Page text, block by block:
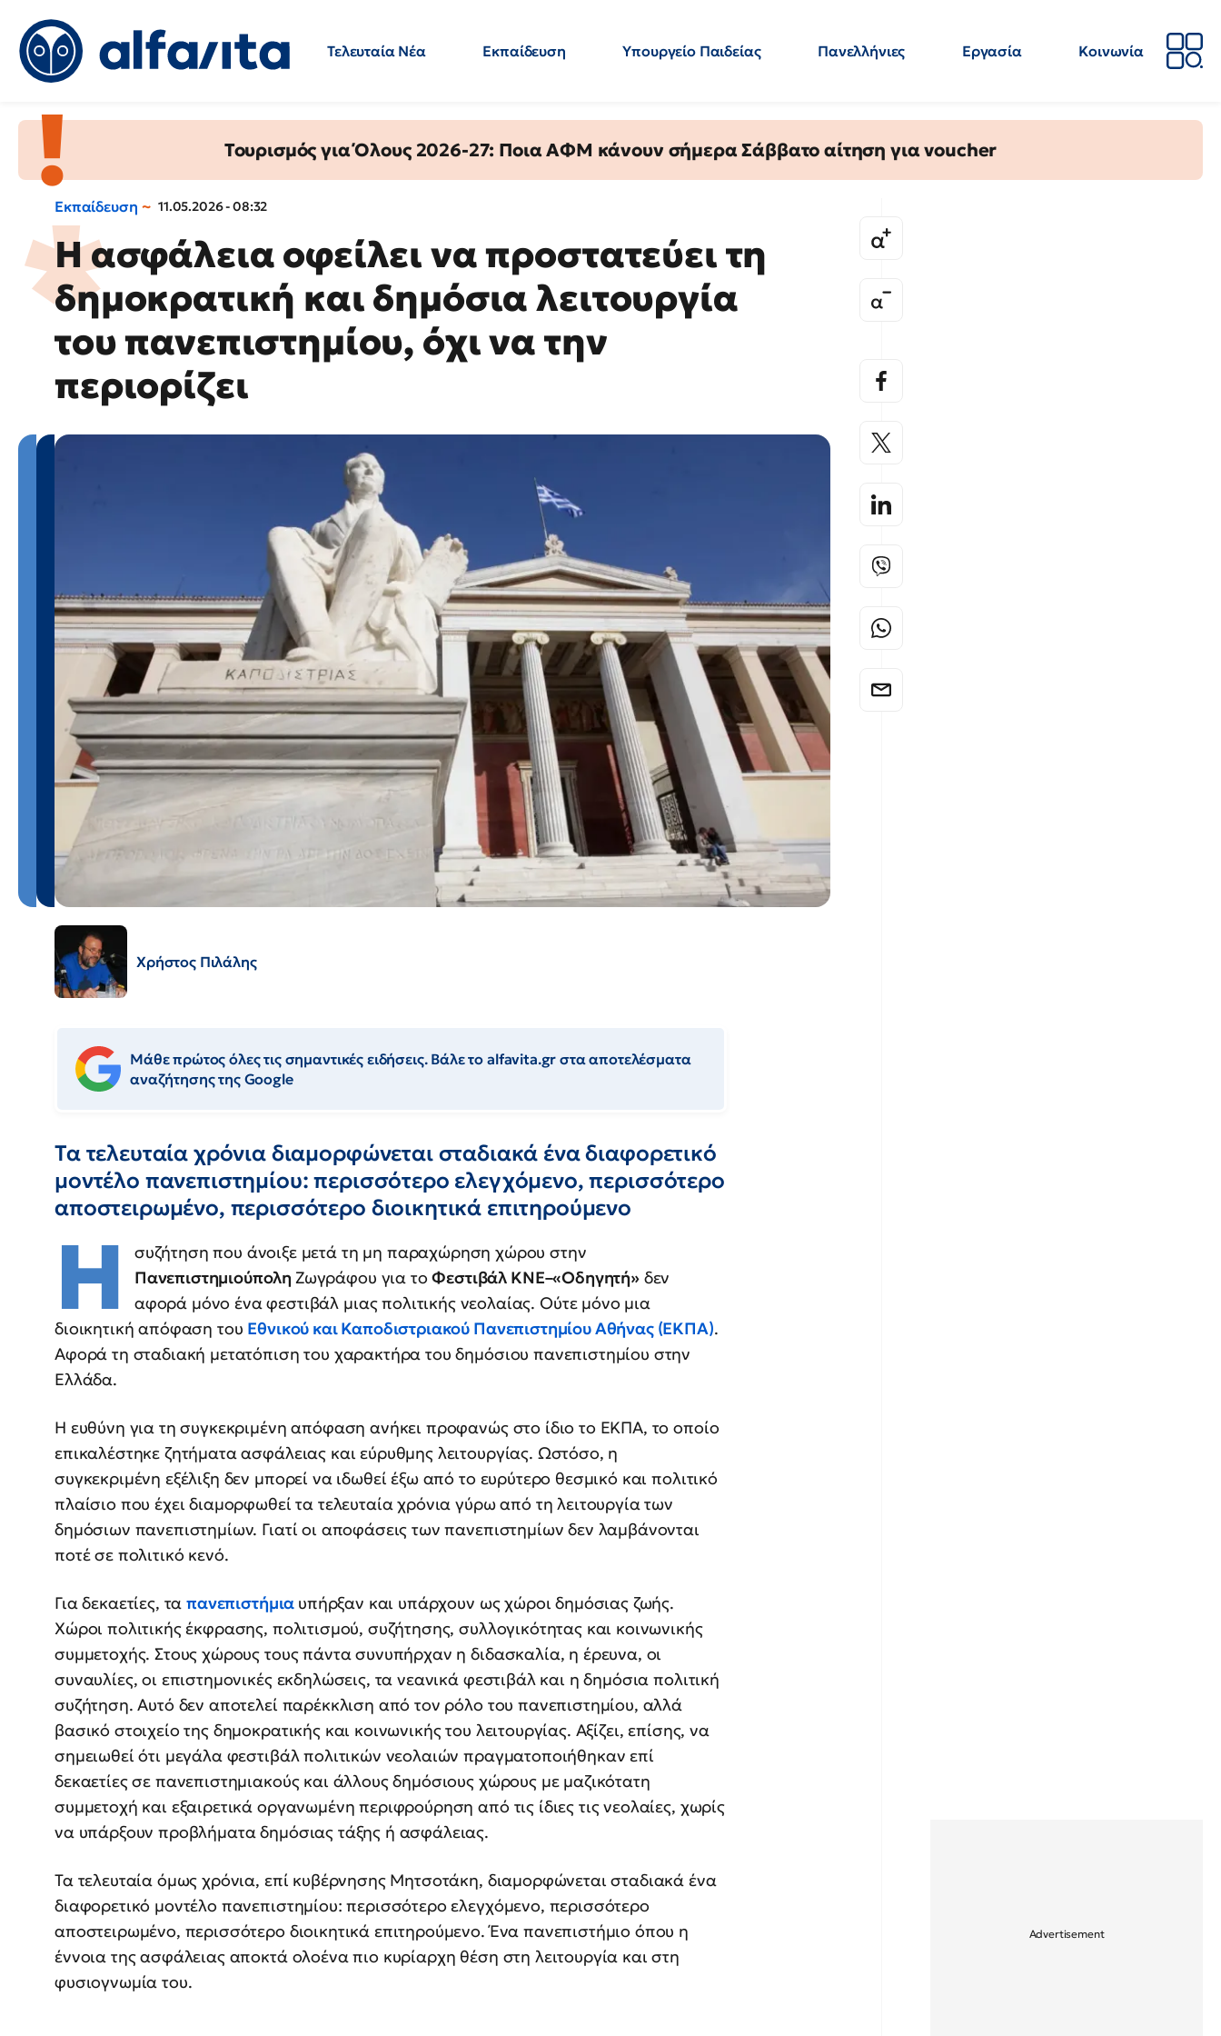
Τελευταία Νέα Εκπαίδευση Υπουργείο Παιδείας Πανελλήνιες Εργασία
Κοινωνία
Τουρισμός για Όλους 2026-27: Ποια ΑΦΜ κάνουν σήμερα Σάββατο αίτηση για voucher
Εκπαίδευση 11.05.2026 - 08:32
Η ασφάλεια οφείλει να προστατεύει τη
δημοκρατική και δημόσια λειτουργία
του πανεπιστημίου, όχι να την
περιορίζει
Χρήστος Πιλάλης
Μάθε πρώτος όλες τις σημαντικές ειδήσεις. Βάλε το alfavita.gr στα αποτελέσματα
αναζήτησης της Google
Τα τελευταία χρόνια διαμορφώνεται σταδιακά ένα διαφορετικό
μοντέλο πανεπιστημίου: περισσότερο ελεγχόμενο, περισσότερο
αποστειρωμένο, περισσότερο διοικητικά επιτηρούμενο
Η
συζήτηση που άνοιξε μετά τη μη παραχώρηση χώρου στην
Πανεπιστημιούπολη Ζωγράφου για τοΦεστιβάλ ΚNE–«Οδηγητή»δεν
αφορά μόνο ένα φεστιβάλ μιας πολιτικής νεολαίας. Ούτε μόνο μια
διοικητική απόφαση του Εθνικού και Καποδιστριακού Πανεπιστημίου Αθήνας (ΕΚΠΑ).
Αφορά τη σταδιακή μετατόπιση του χαρακτήρα του δημόσιου πανεπιστημίου στην
Ελλάδα.
Η ευθύνη για τη συγκεκριμένη απόφαση ανήκει προφανώς στο ίδιο το ΕΚΠΑ, το οποίο
επικαλέστηκε ζητήματα ασφάλειας και εύρυθμης λειτουργίας. Ωστόσο, η
συγκεκριμένη εξέλιξη δεν μπορεί να ιδωθεί έξω από το ευρύτερο θεσμικό και πολιτικό
πλαίσιο που έχει διαμορφωθεί τα τελευταία χρόνια γύρω από τη λειτουργία των
δημόσιων πανεπιστημίων. Γιατί οι αποφάσεις των πανεπιστημίων δεν λαμβάνονται
ποτέ σε πολιτικό κενό.
Για δεκαετίες, ταπανεπιστήμια υπήρξαν και υπάρχουν ως χώροι δημόσιας ζωής.
Χώροι πολιτικής έκφρασης, πολιτισμού, συζήτησης, συλλογικότητας και κοινωνικής
συμμετοχής. Στους χώρους τους πάντα συνυπήρχαν η διδασκαλία, η έρευνα, οι
συναυλίες, οι επιστημονικές εκδηλώσεις, τα νεανικά φεστιβάλ και η δημόσια πολιτική
συζήτηση. Αυτό δεν αποτελεί παρέκκλιση από τον ρόλο του πανεπιστημίου, αλλά
βασικό στοιχείο της δημοκρατικής και κοινωνικής του λειτουργίας. Αξίζει, επίσης, να
σημειωθεί ότι μεγάλα φεστιβάλ πολιτικών νεολαιών πραγματοποιήθηκαν επί
δεκαετίες σε πανεπιστημιακούς και άλλους δημόσιους χώρους με μαζικότατη
συμμετοχή και εξαιρετικά οργανωμένη περιφρούρηση από τις ίδιες τις νεολαίες, χωρίς
να υπάρξουν προβλήματα δημόσιας τάξης ή ασφάλειας.
Τα τελευταία όμως χρόνια, επί κυβέρνησης Μητσοτάκη, διαμορφώνεται σταδιακά ένα
διαφορετικό μοντέλο πανεπιστημίου: περισσότερο ελεγχόμενο, περισσότερο
αποστειρωμένο, περισσότερο διοικητικά επιτηρούμενο. Ένα πανεπιστήμιο όπου η
έννοια της ασφάλειας αποκτά ολοένα πιο κυρίαρχη θέση στη λειτουργία και στη
φυσιογνωμία του.